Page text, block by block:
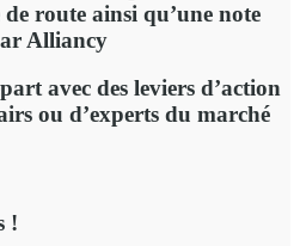
route ainsi qu’une note
Alliancy
avec des leviers d’action
ou d’experts du marché
!